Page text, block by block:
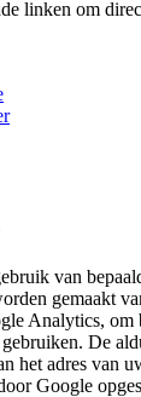
linken om
van
gemaakt
Analytics, om
De
het adres van
Google